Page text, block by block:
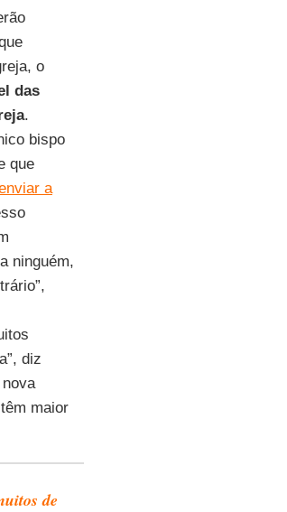
o
das
.
bispo
que
a
ninguém,
diz
maior
de